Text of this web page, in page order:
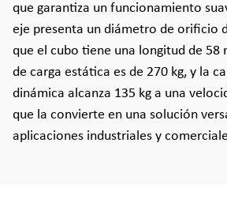
que garantiza un funcionamiento
eje presenta un diámetro de orificio
que el cubo tiene una longitud de 58
de carga estática es de 270 kg, y la
dinámica alcanza 135 kg a una
que la convierte en una solución
aplicaciones industriales y